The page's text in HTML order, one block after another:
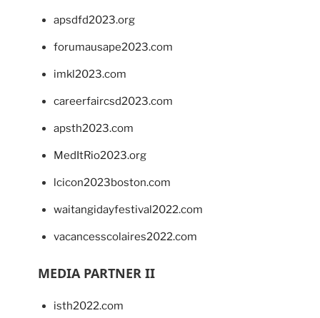
apsdfd2023.org
forumausape2023.com
imkl2023.com
careerfaircsd2023.com
apsth2023.com
MedItRio2023.org
lcicon2023boston.com
waitangidayfestival2022.com
vacancesscolaires2022.com
MEDIA PARTNER II
isth2022.com